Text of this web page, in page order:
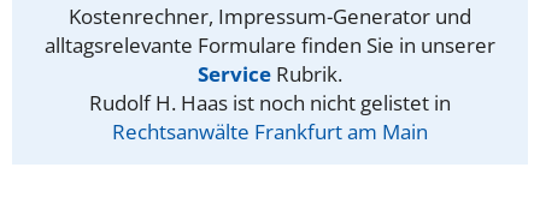
Kostenrechner, Impressum-Generator und
alltagsrelevante Formulare finden Sie in unserer
Service Rubrik.
Rudolf H. Haas ist noch nicht gelistet in
Rechtsanwälte Frankfurt am Main